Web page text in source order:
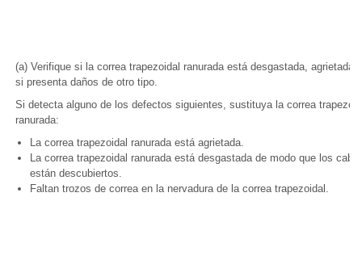
(a) Verifique si la correa trapezoidal ranurada está desgastada, agrietada o
si presenta daños de otro tipo.
Si detecta alguno de los defectos siguientes, sustituya la correa
ranurada:
La correa trapezoidal ranurada está agrietada.
La correa trapezoidal ranurada está desgastada de modo que los
están descubiertos.
Faltan trozos de correa en la nervadura de la correa trapezoidal.